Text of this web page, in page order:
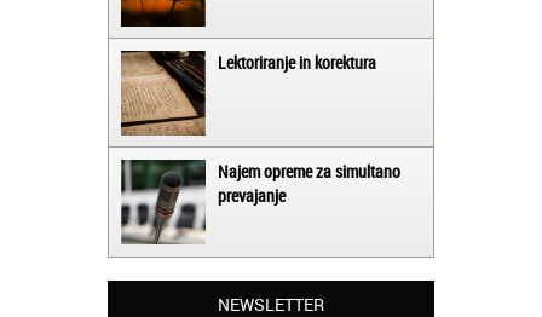
Lektoriranje in korektura
Najem opreme za simultano
prevajanje
NEWSLETTER
Matjaž iz Ajdovščine:
Lahko pohvalim vse zaposlene v Akademiji
Oxford, ker so resnično profesionalni in
prevajalske storitve opravljajo hitro in